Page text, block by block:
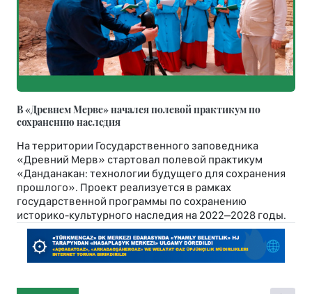
В «Древнем Мерве» начался полевой практикум по
сохранению наследия
На территории Государственного заповедника
«Древний Мерв» стартовал полевой практикум
«Данданакан: технологии будущего для сохранения
прошлого». Проект реализуется в рамках
государственной программы по сохранению
историко-культурного наследия на 2022–2028 годы.